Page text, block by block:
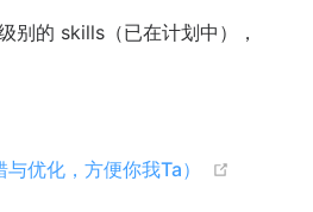
别的 skills（已在计划中），
优化，方便你我Ta）